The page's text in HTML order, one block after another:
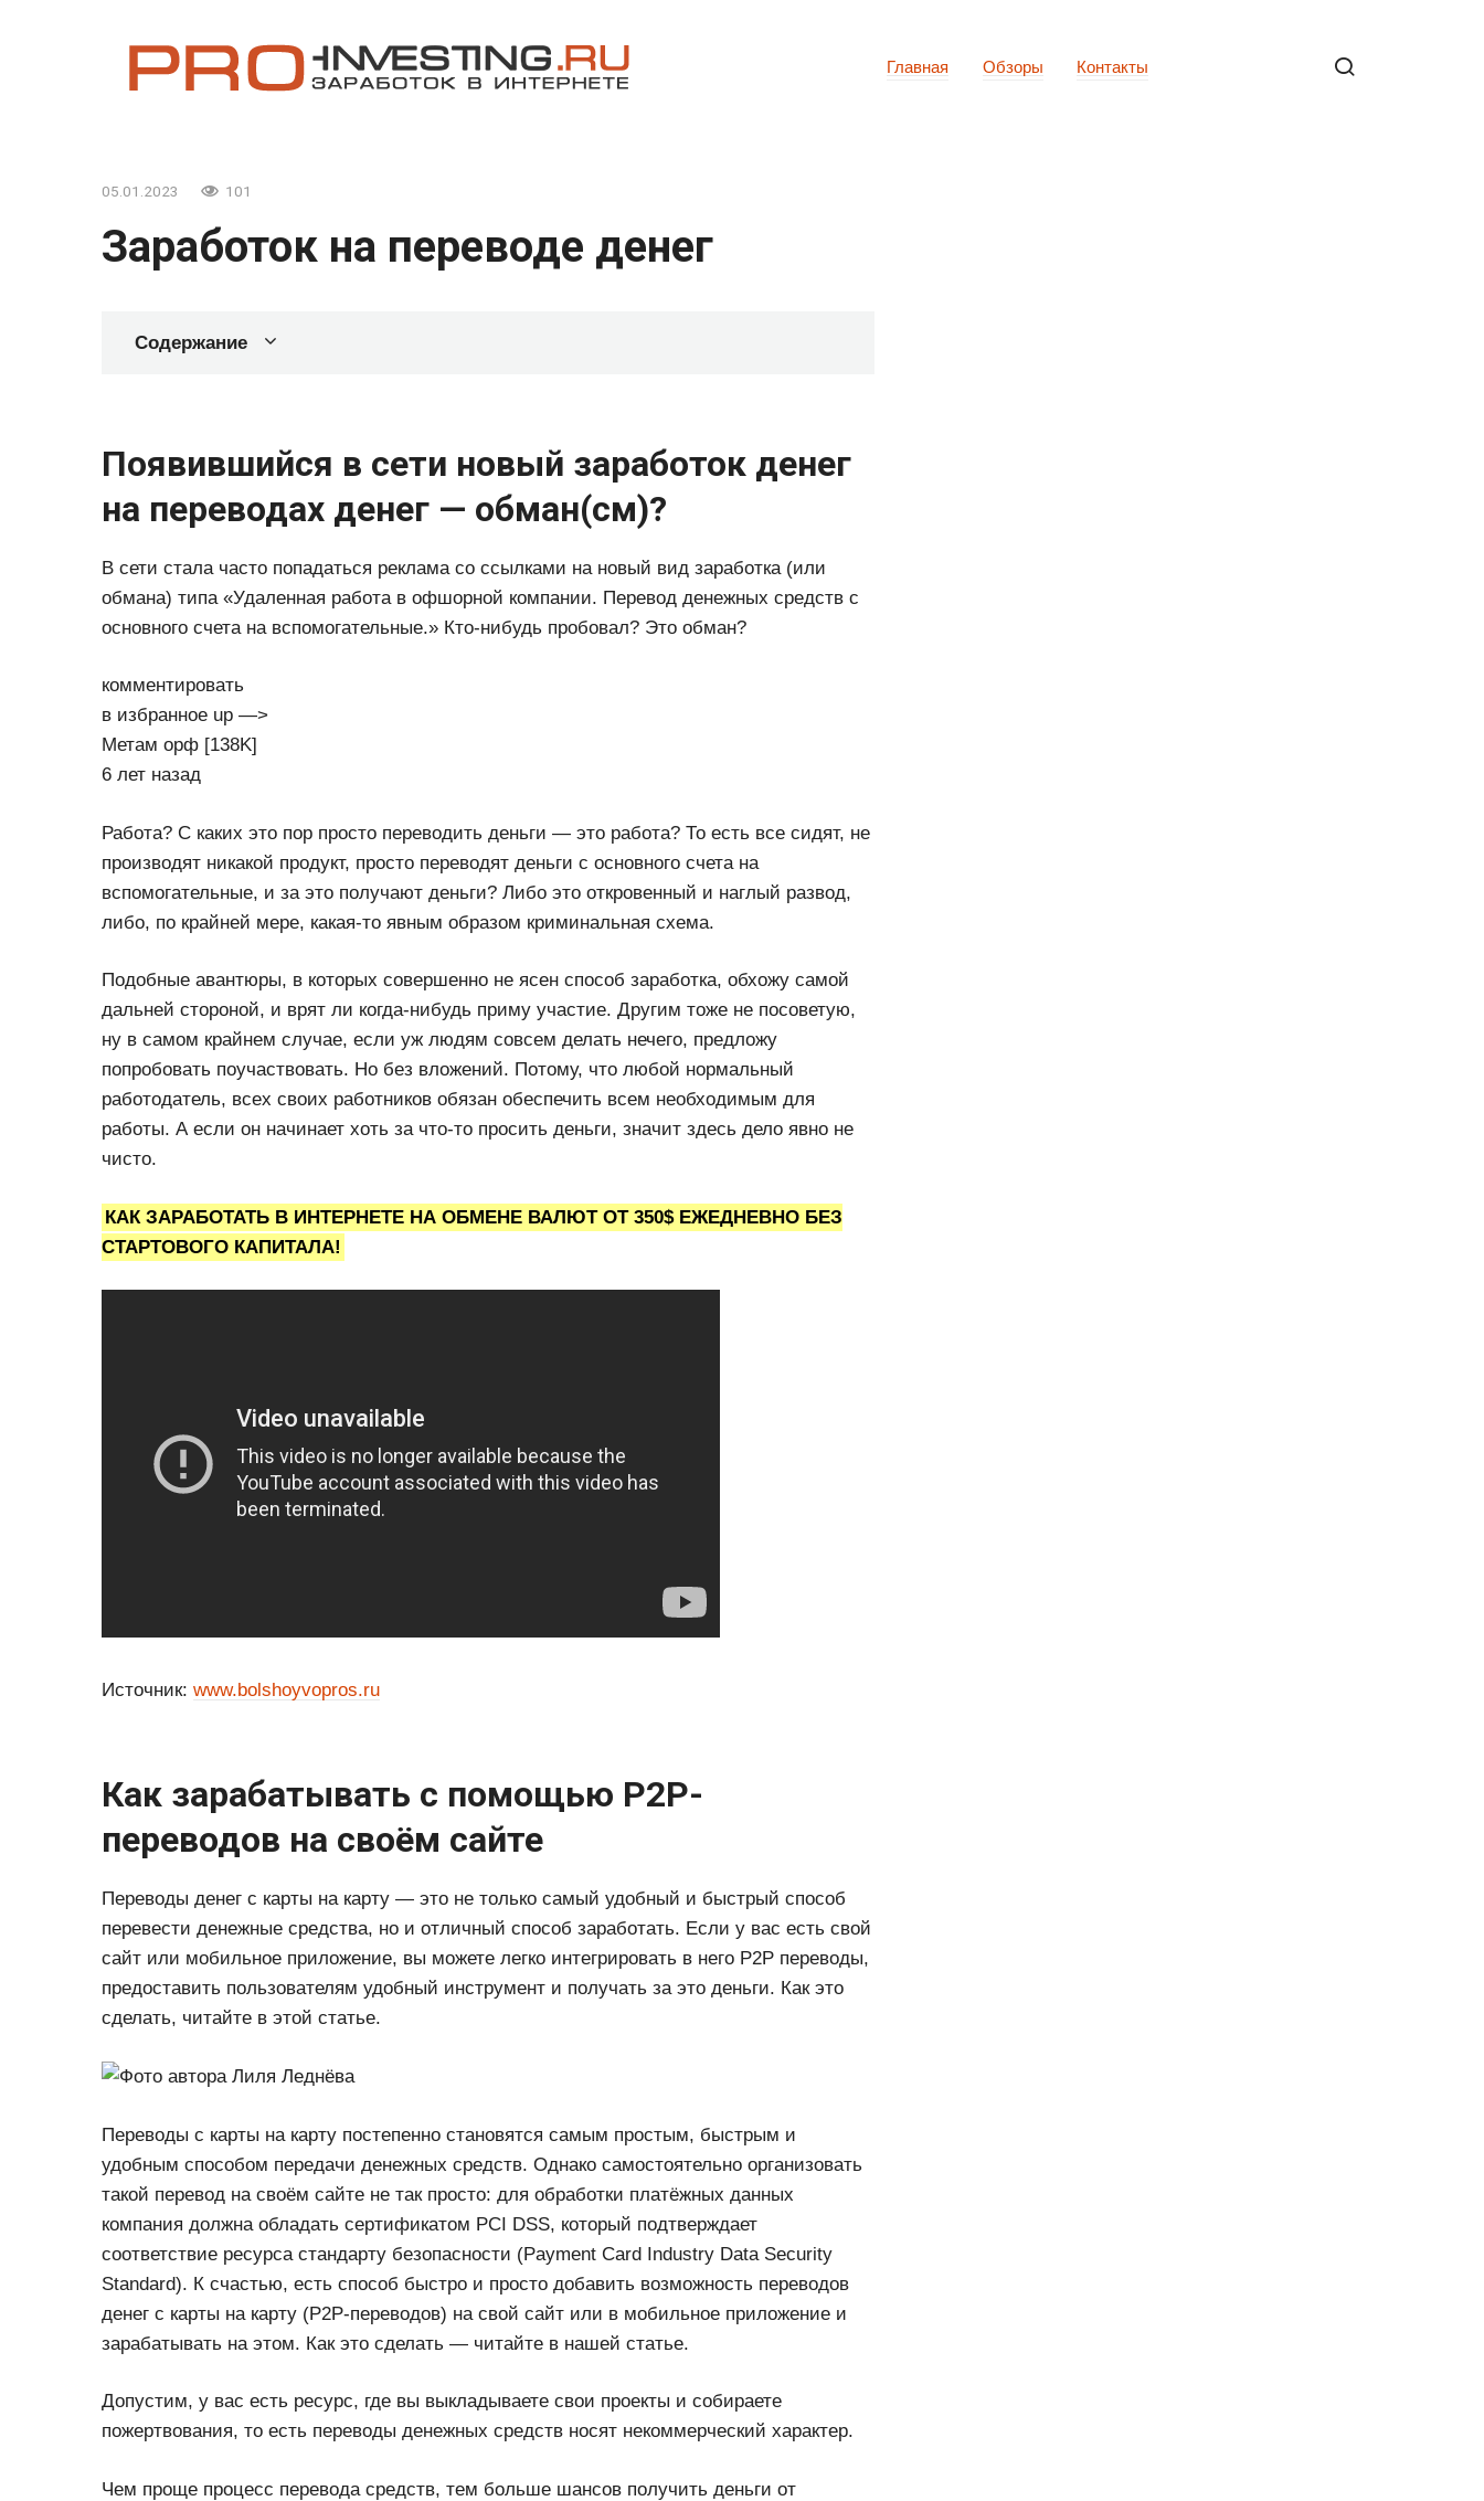
Главная Обзоры Контакты
05.01.2023 101
Заработок на переводе денег
Содержание
Появившийся в сети новый заработок денег
на переводах денег — обман(см)?
В сети стала часто попадаться реклама со ссылками на новый вид заработка (или
обмана) типа «Удаленная работа в офшорной компании. Перевод денежных средств с
основного счета на вспомогательные.» Кто-нибудь пробовал? Это обман?
комментировать
в избранное up —>
Метам­ орф [138K]
6 лет назад
Работа? С каких это пор просто переводить деньги — это работа? То есть все сидят, не
производят никакой продукт, просто переводят деньги с основного счета на
вспомогательные, и за это получают деньги? Либо это откровенный и наглый развод,
либо, по крайней мере, какая-то явным образом криминальная схема.
Подобные авантюры, в которых совершенно не ясен способ заработка, обхожу самой
дальней стороной, и врят ли когда-нибудь приму участие. Другим тоже не посоветую,
ну в самом крайнем случае, если уж людям совсем делать нечего, предложу
попробовать поучаствовать. Но без вложений. Потому, что любой нормальный
работодатель, всех своих работников обязан обеспечить всем необходимым для
работы. А если он начинает хоть за что-то просить деньги, значит здесь дело явно не
чисто.
КАК ЗАРАБОТАТЬ В ИНТЕРНЕТЕ НА ОБМЕНЕ ВАЛЮТ ОТ 350$ ЕЖЕДНЕВНО БЕЗ
СТАРТОВОГО КАПИТАЛА!
Источник: www.bolshoyvopros.ru
Как зарабатывать с помощью P2P-
переводов на своём сайте
Переводы денег с карты на карту — это не только самый удобный и быстрый способ
перевести денежные средства, но и отличный способ заработать. Если у вас есть свой
сайт или мобильное приложение, вы можете легко интегрировать в него P2P переводы,
предоставить пользователям удобный инструмент и получать за это деньги. Как это
сделать, читайте в этой статье.
Переводы с карты на карту постепенно становятся самым простым, быстрым и
удобным способом передачи денежных средств. Однако самостоятельно организовать
такой перевод на своём сайте не так просто: для обработки платёжных данных
компания должна обладать сертификатом PCI DSS, который подтверждает
соответствие ресурса стандарту безопасности (Payment Card Industry Data Security
Standard). К счастью, есть способ быстро и просто добавить возможность переводов
денег с карты на карту (P2P-переводов) на свой сайт или в мобильное приложение и
зарабатывать на этом. Как это сделать — читайте в нашей статье.
Допустим, у вас есть ресурс, где вы выкладываете свои проекты и собираете
пожертвования, то есть переводы денежных средств носят некоммерческий характер.
Чем проще процесс перевода средств, тем больше шансов получить деньги от